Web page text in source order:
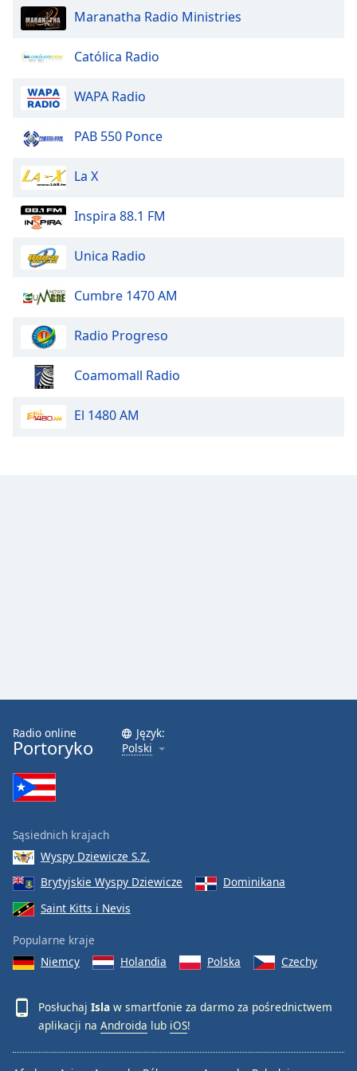
window.
cancel
close
window.
Text
Color
Background
Opacity
Font
Family
Close
Modal
Dialog
End
dialog
window.
Maranatha Radio Ministries
Católica Radio
WAPA Radio
PAB 550 Ponce
La X
Inspira 88.1 FM
Unica Radio
Cumbre 1470 AM
Radio Progreso
Coamomall Radio
El 1480 AM
Radio online
Portoryko
Język:
Polski
Sąsiednich krajach
Wyspy Dziewicze S.Z.
Brytyjskie Wyspy Dziewicze
Dominikana
Saint Kitts i Nevis
Popularne kraje
Niemcy
Holandia Polska Czechy
Posłuchaj Isla w smartfonie za darmo za pośrednictwem
aplikacji na Androida lub iOS!